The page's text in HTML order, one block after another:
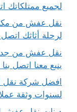
لجميع ممتلكاتك
لرحلة أثاثك اتصل
ينبع معنا اتصل بنا
لسنوات وثقة